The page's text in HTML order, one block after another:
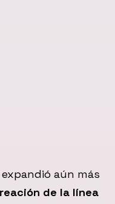
aún más
de la línea